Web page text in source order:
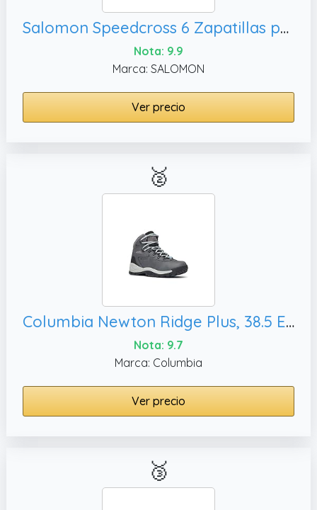
Salomon Speedcross 6 Zapatillas para Mujer, 38 EU
Nota: 9.9
Marca: SALOMON
Ver precio
🥈
Columbia Newton Ridge Plus, 38.5 EU
Nota: 9.7
Marca: Columbia
Ver precio
🥉